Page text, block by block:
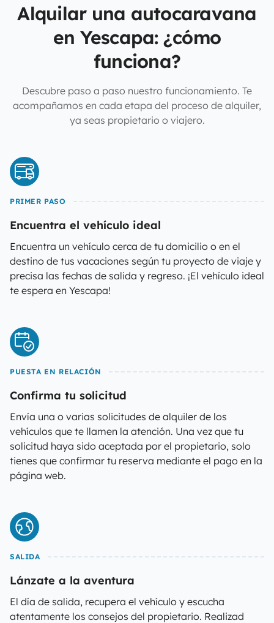
Alquilar una autocaravana
en Yescapa: ¿cómo
funciona?
Descubre paso a paso nuestro funcionamiento. Te
acompañamos en cada etapa del proceso de alquiler,
ya seas propietario o viajero.
PRIMER PASO
Encuentra el vehículo ideal
Encuentra un vehículo cerca de tu domicilio o en el
destino de tus vacaciones según tu proyecto de viaje y
precisa las fechas de salida y regreso. ¡El vehículo ideal
te espera en Yescapa!
PUESTA EN RELACIÓN
Confirma tu solicitud
Envía una o varias solicitudes de alquiler de los
vehículos que te llamen la atención. Una vez que tu
solicitud haya sido aceptada por el propietario, solo
tienes que confirmar tu reserva mediante el pago en la
página web.
SALIDA
Lánzate a la aventura
El día de salida, recupera el vehículo y escucha
atentamente los consejos del propietario. Realizad